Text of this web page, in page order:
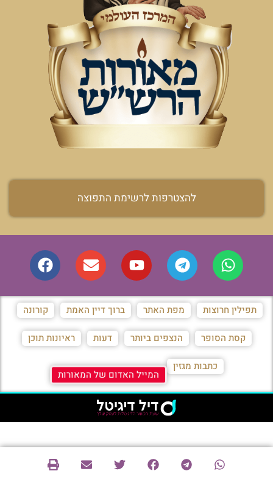
להצטרפות לרשימת התפוצה
תפילין חרוצות מפת האתר ברוך דיין האמת קורונה
קסת הסופר הנצפים ביותר דעות ראיונות תוכן
כתבות מגזין
המייל האדום של המאורות